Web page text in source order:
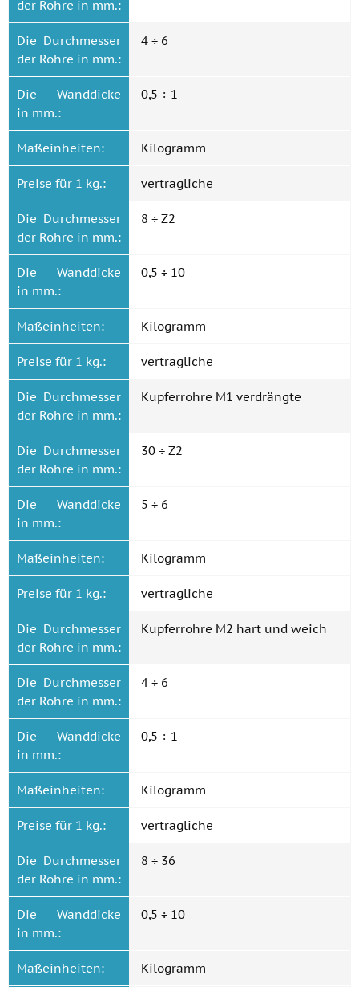
der Rohre in mm.:
Die Durchmesser
der Rohre in mm.:
4 ÷ 6
Die Wanddicke
in mm.:
0,5 ÷ 1
Maßeinheiten: Kilogramm
Preise für 1 kg.: vertragliche
Die Durchmesser
der Rohre in mm.:
8 ÷ Z2
Die Wanddicke
in mm.:
0,5 ÷ 10
Maßeinheiten: Kilogramm
Preise für 1 kg.: vertragliche
Die Durchmesser
der Rohre in mm.:
Kupferrohre M1 verdrängte
Die Durchmesser
der Rohre in mm.:
30 ÷ Z2
Die Wanddicke
in mm.:
5 ÷ 6
Maßeinheiten: Kilogramm
Preise für 1 kg.: vertragliche
Die Durchmesser
der Rohre in mm.:
Kupferrohre M2 hart und weich
Die Durchmesser
der Rohre in mm.:
4 ÷ 6
Die Wanddicke
in mm.:
0,5 ÷ 1
Maßeinheiten: Kilogramm
Preise für 1 kg.: vertragliche
Die Durchmesser
der Rohre in mm.:
8 ÷ 36
Die Wanddicke
in mm.:
0,5 ÷ 10
Maßeinheiten: Kilogramm